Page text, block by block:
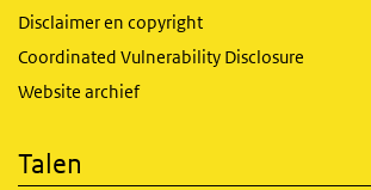
Disclaimer en copyright
Coordinated Vulnerability Disclosure
Website archief
Talen